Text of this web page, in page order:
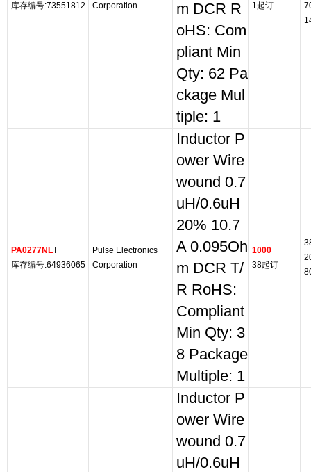
库存编号:73551812
Corporation
m DCR R
oHS: Com
pliant Min
Qty: 62 Pa
ckage Mul
tiple: 1
1起订
PA0277NLT
库存编号:64936065
Pulse Electronics
Corporation
Inductor P
ower Wire
wound 0.7
uH/0.6uH
20% 10.7
A 0.095Oh
m DCR T/
R RoHS:
Compliant
Min Qty: 3
8 Package
Multiple: 1
1000
38起订
Inductor P
ower Wire
wound 0.7
uH/0.6uH